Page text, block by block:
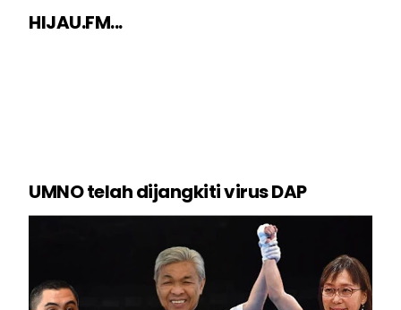
HIJAU.FM...
UMNO telah dijangkiti virus DAP